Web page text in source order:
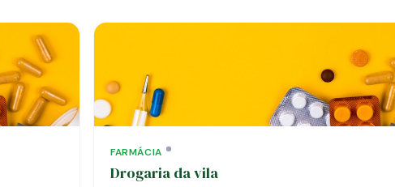
FARMÁCIA
Drogaria da vila